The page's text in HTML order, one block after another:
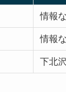
情報
情報
下北